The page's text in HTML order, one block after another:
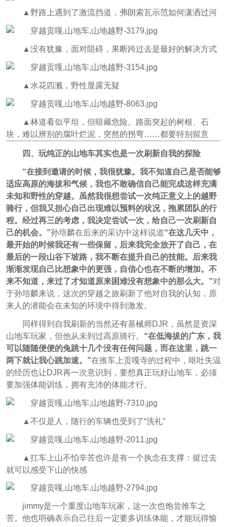
▲ 野路上遇到了激流挡道，弗朗索瓦示范如何潇洒过河
▲ 没有犹豫，面对阻碍，果断跨过去是最好的解决方式
▲ 水花四溅，野性显露无疑
▲林道看似平坦，但暗藏危险。路面突起的树根、石
块，难以辨别的腐叶烂泥，突然的拐弯……都要特别留意
四、玩纯正的山地车其实也是一次刷新自我的探险
“在接到邀请的时候，我很犹豫。我不知道自己是否能够
适应高原的海拔和气候，我也不敢确信自己能完成这样充满
未知和野性的穿越。虽然我很想尝试一次纯正意义上的越野
骑行，但我又担心自己出现难以预料的状况，拖累团队的行
程。经过再三的考虑，我决定尝试一次，给自己一次刷新自
己的机会。”孙培麟在后来的采访中这样说道“在这几天中，
最开始的时候我还有一些保留，后来我完全放开了自己，在
最后的一段山谷下坡路，我不断在提升自己的技能。后来我
渐渐发现自己比想象中的更强，自信心也在不断的增加。不
来不知道，来过了才知道原来困难没有想象中的那么大。”对
于孙培麟来说，这次的穿越之旅刷新了他对自我的认知，原
来人的潜能会在未知的环境中得到激发。
同样得到自我刷新的当然还有基械师DJR，虽然是资深
山地车玩家，但他从未到过高原骑行。 “在低海拔的广东，我
可以随随便便的兔跳十几个没有任何问题，而在这里，跳一
两下就让我心跳加速。”在推车上贡嘎寺的过程中，呕吐失温
的经历也让DJR再一次意识到，要想真正玩好山地车，必须
要加强体能训练，拥有充沛的体能才行。
▲ 不仅是人，随行的车辆也受到了“洗礼”
▲ 扛车上山不怕辛苦也许是有一个执念在支撑：挺过去
就可以感受下山的快感
jimmy是一个重度山地车玩家，这一次也饱尝推车之
苦。他也明确表示自己往后一定要多训练体能，才能玩得愉